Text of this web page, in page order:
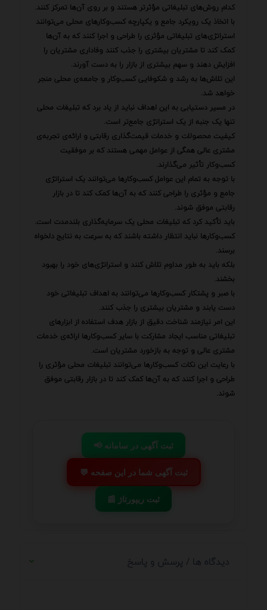
کدام روش‌های تبلیغاتی مؤثرتر هستند و بر روی آن‌ها تمرکز کنند.
با اتخاذ یک رویکرد جامع و یکپارچه کسب‌وکارهای محلی می‌توانند
استراتژی‌های تبلیغاتی مؤثری را طراحی و اجرا کنند که به آن‌ها
کمک کند تا مشتریان بیشتری را جذب کنند وفاداری مشتریان را
افزایش دهند و سهم بیشتری از بازار را به دست آورند.
این تلاش‌ها به رشد و شکوفایی کسب‌وکار و جامعه‌ی محلی منجر
خواهد شد.
در مسیر دستیابی به این اهداف نباید از یاد برد که تبلیغات محلی
تنها یک جنبه از یک استراتژی جامع‌تر است.
کیفیت محصولات و خدمات قیمت‌گذاری رقابتی و ارائه‌ی تجربه‌ی
مشتری عالی همگی از عوامل مهمی هستند که بر موفقیت
کسب‌وکار تأثیر می‌گذارند.
با توجه به تمام این عوامل کسب‌وکارها می‌توانند یک استراتژی
جامع و مؤثری را طراحی کنند که به آن‌ها کمک کند تا در بازار
رقابتی موفق شوند.
باید تأکید کرد که تبلیغات محلی یک سرمایه‌گذاری بلندمدت است.
کسب‌وکارها نباید انتظار داشته باشند که به سرعت به نتایج دلخواه
برسند.
بلکه باید به طور مداوم تلاش کنند و استراتژی‌های خود را بهبود
بخشند.
با صبر و پشتکار کسب‌وکارها می‌توانند به اهداف تبلیغاتی خود
دست یابند و مشتریان بیشتری را جذب کنند.
این امر نیازمند شناخت دقیق از بازار هدف استفاده از ابزارهای
تبلیغاتی مناسب ایجاد مشارکت با سایر کسب‌وکارها ارائه‌ی خدمات
مشتری عالی و توجه به بازخورد مشتریان است.
با رعایت این نکات کسب‌وکارها می‌توانند تبلیغات محلی مؤثری را
طراحی و اجرا کنند که به آن‌ها کمک کند تا در بازار رقابتی موفق
شوند.
📢 ثبت آگهی در سامانه
💬 ثبت آگهی شما در این صفحه
📰 ثبت ریپورتاژ
دیدگاه ها / پرسش و پاسخ